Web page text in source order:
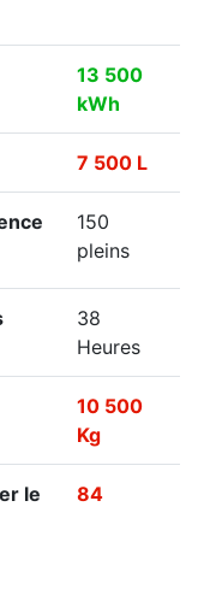
13 500
kWh
7 500 L
150
pleins
38
Heures
10 500
Kg
le
84